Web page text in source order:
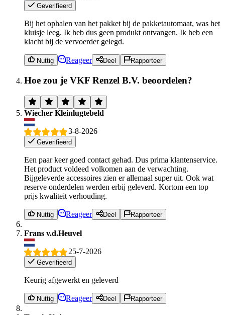
Geverifieerd
Bij het ophalen van het pakket bij de pakketautomaat, was het
kluisje leeg. Ik heb dus geen produkt ontvangen. Ik heb een
klacht bij de vervoerder gelegd.
Nuttig Reageer Deel Rapporteer
Hoe zou je VKF Renzel B.V. beoordelen?
Wiecher Kleinlugtebeld
3-8-2026
Geverifieerd
Een paar keer goed contact gehad. Dus prima klantenservice.
Het product voldeed volkomen aan de verwachting.
Bijgeleverde accessoires zien er allemaal super uit. Ook wat
reserve onderdelen werden erbij geleverd. Kortom een top
prijs kwaliteit verhouding.
Nuttig Reageer Deel Rapporteer
Frans v.d.Heuvel
25-7-2026
Geverifieerd
Keurig afgewerkt en geleverd
Nuttig Reageer Deel Rapporteer